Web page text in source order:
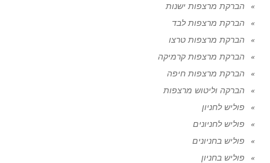
הברקת מרצפות ישנות
הברקת מרצפות לבד
הברקת מרצפות טרצו
הברקת מרצפות קרמיקה
הברקת מרצפות חיפה
הברקה וליטוש מרצפות
פוליש לחניון
פוליש לחניונים
פוליש בחניונים
פוליש בחניון